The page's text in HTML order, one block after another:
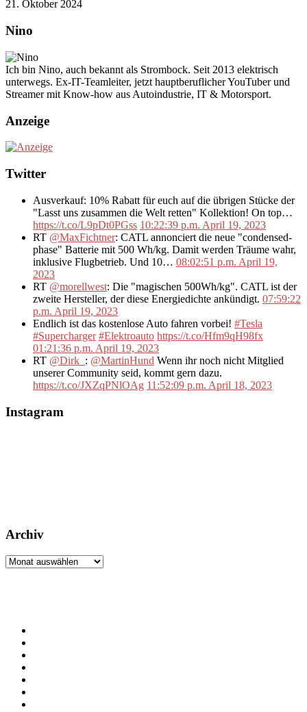
21. Oktober 2024
Nino
Ich bin Nino, auch bekannt als Strombock. Seit 2013 elektrisch
unterwegs. Ex-IT-Teamleiter, jetzt hauptberuflicher YouTuber und
Streamer mit Know-how aus Autoindustrie, IT & Motorsport.
Anzeige
Twitter
Ausverkauf: 10% Rabatt für euch auf die übrigen Stücke der
"Lasst uns zusammen die Welt retten" Kollektion! On top…
https://t.co/L9pDt0PGss 10:22:39 p.m. April 19, 2023
RT @MaxFichtner: CATL annonciert die neue "condensed-
phase" Batterie mit 500 Wh/kg. Damit werden Träume wahr,
inklusive Flugbetrieb. Und 10… 08:02:51 p.m. April 19,
2023
RT @morellwest: Die "magischen 500Wh/kg". CATL ist der
zweite Hersteller, der diese Energiedichte ankündigt. 07:59:22
p.m. April 19, 2023
Endlich ist das kostenlose Auto fahren vorbei! #Tesla
#Supercharger #Elektroauto https://t.co/Hfm9qH98fx
01:21:36 p.m. April 19, 2023
RT @Dirk_ : @MartinHund Wenn ihr noch nicht Mitglied
unserer Community seid, kommt gern dazu.
https://t.co/JXZqPNlOAg 11:52:09 p.m. April 18, 2023
Instagram
Archiv
Archiv